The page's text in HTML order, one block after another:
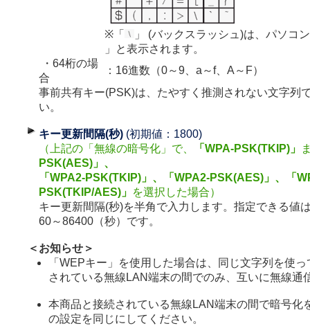
※「
」 (バックスラッシュ)は、パソコ
」と表示されます。
・64桁の場
合
：16進数（0～9、a～f、A～F）
事前共有キー(PSK)は、たやすく推測されない文字列
い。
キー更新間隔(秒) (初期値：1800)
（上記の「無線の暗号化」で、
「WPA-PSK(TKIP)」
PSK(AES)」、
「WPA2-PSK(TKIP)」、「WPA2-PSK(AES)」、「
PSK(TKIP/AES)」 を選択した場合）
キー更新間隔(秒)を半角で入力します。指定できる値
60～86400（秒）です。
＜お知らせ＞
「WEPキー」を使用した場合は、同じ文字列を使
されている無線LAN端末の間でのみ、互いに無線通
本商品と接続されている無線LAN端末の間で暗号化
の設定を同じにしてください。